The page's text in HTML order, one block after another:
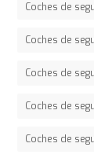
Coches de
Coches de
Coches de
Coches de
Coches de